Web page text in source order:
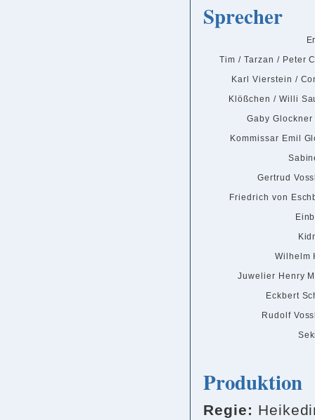
Sprecher
Tim / Tarzan / Peter
Karl Vierstein /
Klößchen / Willi
Gaby Glockner
Kommissar Emil
Gertrud
Friedrich von
Wilhelm
Juwelier Henry
Eckbert
Rudolf
Produktion
Regie: